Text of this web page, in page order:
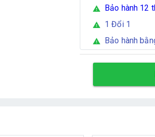
warning Bảo hành 12
warning 1 Đổi 1
warning Bảo hành